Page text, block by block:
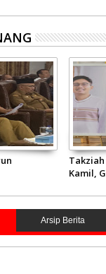
Kamil,
Arsip Berita